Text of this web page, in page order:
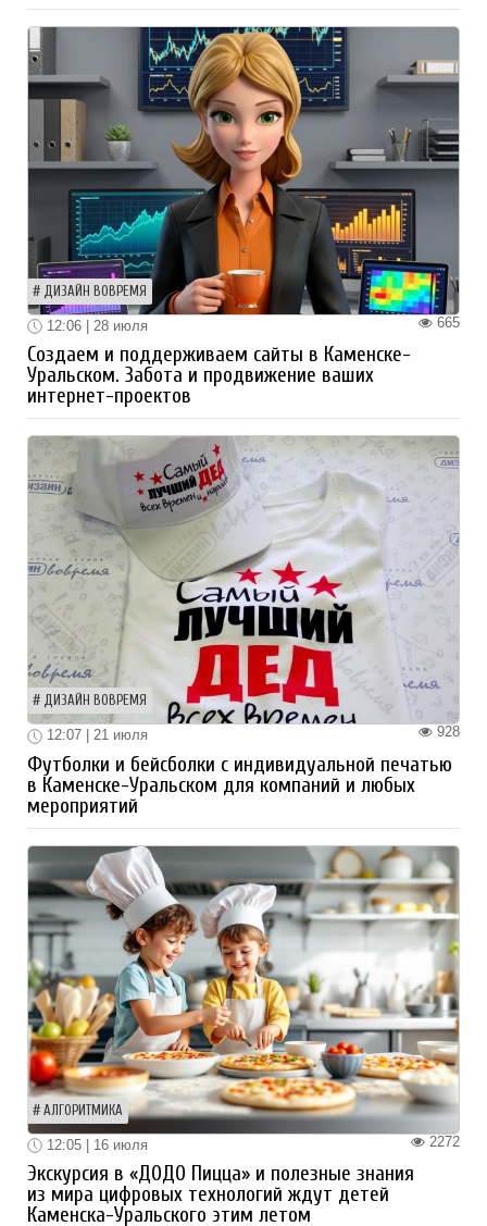
ДИЗАЙН ВОВРЕМЯ
665
12:06 | 28 июля
Создаем и поддерживаем сайты в Каменске-
Уральском. Забота и продвижение ваших
интернет-проектов
ДИЗАЙН ВОВРЕМЯ
928
12:07 | 21 июля
Футболки и бейсболки с индивидуальной печатью
в Каменске-Уральском для компаний и любых
мероприятий
АЛГОРИТМИКА
2272
12:05 | 16 июля
Экскурсия в «ДОДО Пицца» и полезные знания
из мира цифровых технологий ждут детей
Каменска-Уральского этим летом